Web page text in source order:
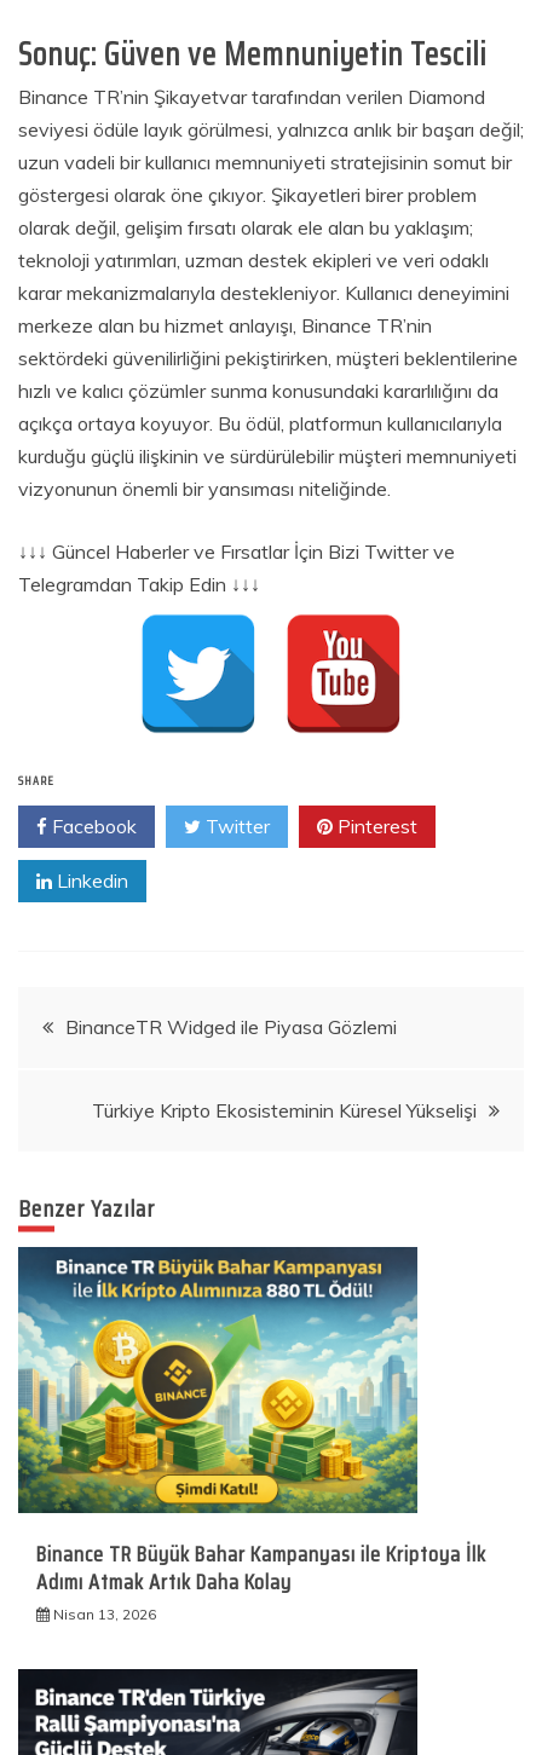
Sonuç: Güven ve Memnuniyetin Tescili
Binance TR’nin Şikayetvar tarafından verilen Diamond
seviyesi ödüle layık görülmesi, yalnızca anlık bir başarı değil;
uzun vadeli bir kullanıcı memnuniyeti stratejisinin somut bir
göstergesi olarak öne çıkıyor. Şikayetleri birer problem
olarak değil, gelişim fırsatı olarak ele alan bu yaklaşım;
teknoloji yatırımları, uzman destek ekipleri ve veri odaklı
karar mekanizmalarıyla destekleniyor. Kullanıcı deneyimini
merkeze alan bu hizmet anlayışı, Binance TR’nin
sektördeki güvenilirliğini pekiştirirken, müşteri beklentilerine
hızlı ve kalıcı çözümler sunma konusundaki kararlılığını da
açıkça ortaya koyuyor. Bu ödül, platformun kullanıcılarıyla
kurduğu güçlü ilişkinin ve sürdürülebilir müşteri memnuniyeti
vizyonunun önemli bir yansıması niteliğinde.
↓↓↓ Güncel Haberler ve Fırsatlar İçin Bizi Twitter ve
Telegramdan Takip Edin ↓↓↓
SHARE
Facebook Twitter Pinterest
Linkedin
YazıBinanceTR Widged ile Piyasa Gözlemi
Türkiye Kripto Ekosisteminin Küresel Yükselişi
Benzer Yazılar
Binance TR Büyük Bahar Kampanyası ile Kriptoya İlk
Adımı Atmak Artık Daha Kolay
Nisan 13, 2026